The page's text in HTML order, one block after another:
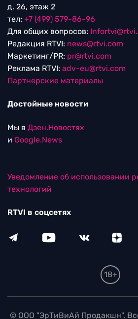
д. 26, этаж 2
тел: +7 (499) 579-86-96
Для общих вопросов:
Редакция RTVI: news@rtvi.com
Маркетинг/PR: pr@rtvi.com
Реклама RTVI: adv-eu@rtvi.com
Партнерские материалы
Достойные новости
Мы в Дзен.Новостях
и Google.News
Уведомление об использовании
технологий
RTVI в соцсетях
18+
© ООО "ЭрТиВиАй Продакшн".